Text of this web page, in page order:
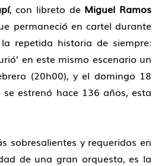
, con libreto de Miguel Ramos
permaneció en cartel durante
repetida historia de siempre:
en este mismo escenario un
(20h00), y el domingo 18
estrenó hace 136 años, esta
sobresalientes y requeridos en
de una gran orquesta, es la